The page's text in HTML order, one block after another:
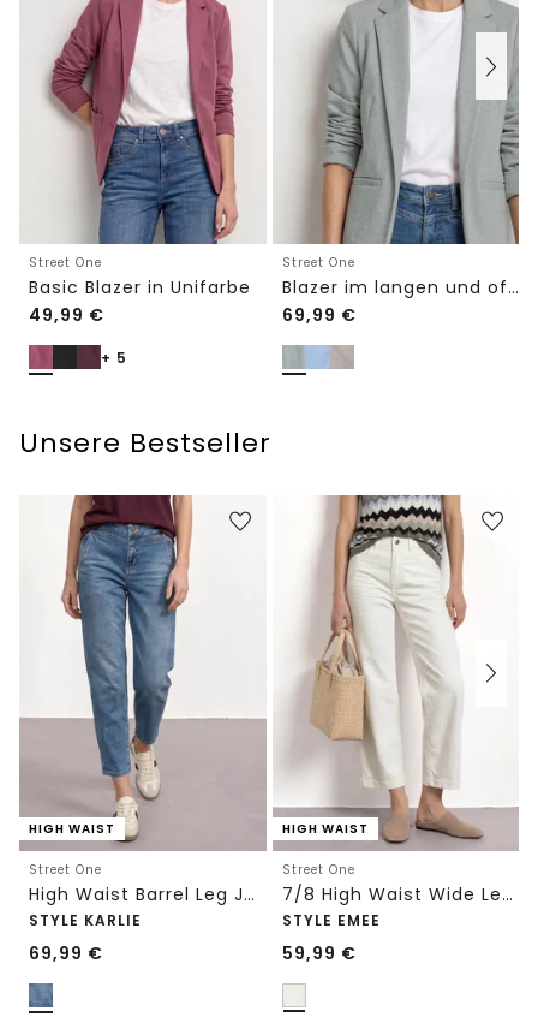
Street One
Basic Blazer in Unifarbe
49,99 €
+ 5
Street One
Blazer im langen und offenen Schnitt
69,99 €
Unsere Bestseller
HIGH WAIST
Street One
High Waist Barrel Leg Jeans im Loose Fit
STYLE KARLIE
69,99 €
HIGH WAIST
Street One
7/8 High Waist Wide Leg Jeans im Loose Fit
STYLE EMEE
59,99 €